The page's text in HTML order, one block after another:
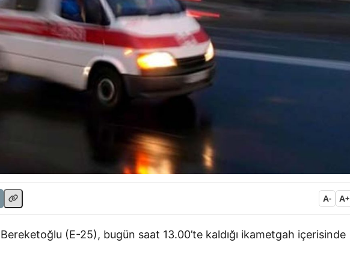
A- A+
(E-25), bugün saat 13.00’te kaldığı ikametgah içerisinde